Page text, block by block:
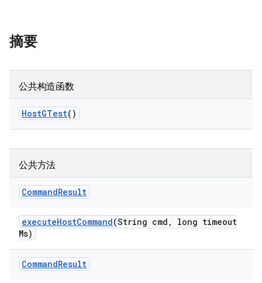
摘要
公共构造函数
HostGTest()
公共方法
CommandResult
executeHostCommand(String cmd ,
long timeout
Ms)
CommandResult